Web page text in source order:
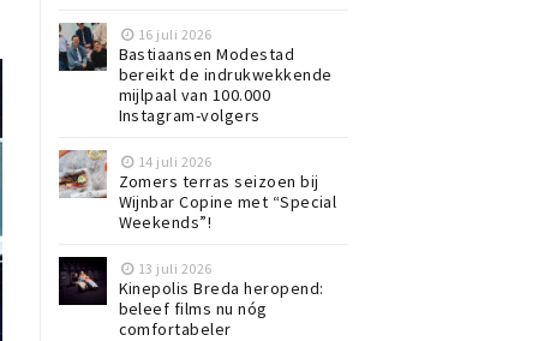
16 juli 2026
Bastiaansen Modestad
bereikt de indrukwekkende
mijlpaal van 100.000
Instagram-volgers
14 juli 2026
Zomers terras seizoen bij
Wijnbar Copine met “Special
Weekends”!
13 juli 2026
Kinepolis Breda heropend:
beleef films nu nóg
comfortabeler